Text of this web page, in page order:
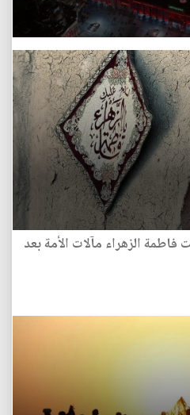
الزهراء مآلات الأمة بعد